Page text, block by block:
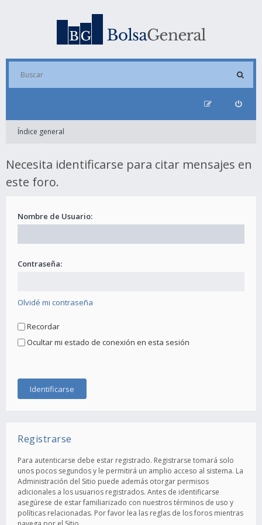
Índice general
Necesita identificarse para citar mensajes en
este foro.
Nombre de Usuario:
Contraseña:
Olvidé mi contraseña
Recordar
Ocultar mi estado de conexión en esta sesión
Registrarse
Para autenticarse debe estar registrado. Registrarse tomará solo
unos pocos segundos y le permitirá un amplio acceso al sistema. La
Administración del Sitio puede además otorgar permisos
adicionales a los usuarios registrados. Antes de identificarse
asegúrese de estar familiarizado con nuestros términos de uso y
políticas relacionadas. Por favor lea las reglas de los foros mientras